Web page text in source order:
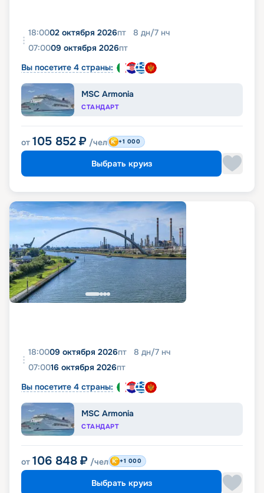
18:0002 октября 2026пт 8 дн/7 нч
07:0009 октября 2026пт
Вы посетите 4 страны:
MSC Armonia
СТАНДАРТ
от 105 852 ₽ /чел +1 000
Выбрать круиз
18:0009 октября 2026пт 8 дн/7 нч
07:0016 октября 2026пт
Вы посетите 4 страны:
MSC Armonia
СТАНДАРТ
от 106 848 ₽ /чел +1 000
Выбрать круиз